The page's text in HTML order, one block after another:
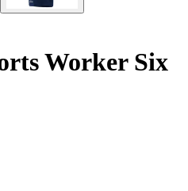
Worker Six